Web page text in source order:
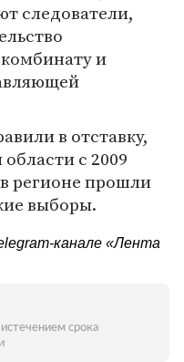
следователи,
и
в отставку,
с 2009
регионе прошли
выборы.
канале «Лента
срока